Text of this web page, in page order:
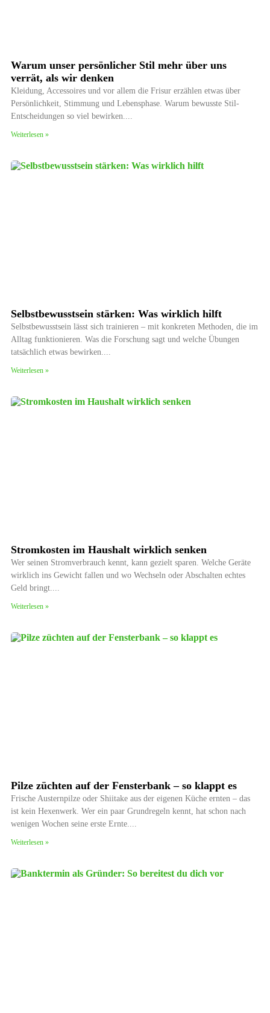
Warum unser persönlicher Stil mehr über uns
verrät, als wir denken
Kleidung, Accessoires und vor allem die Frisur erzählen etwas über
Persönlichkeit, Stimmung und Lebensphase. Warum bewusste Stil-
Entscheidungen so viel bewirken.
Weiterlesen »
Selbstbewusstsein stärken: Was wirklich hilft
Selbstbewusstsein lässt sich trainieren – mit konkreten Methoden, die im
Alltag funktionieren. Was die Forschung sagt und welche Übungen
tatsächlich etwas bewirken.
Weiterlesen »
Stromkosten im Haushalt wirklich senken
Wer seinen Stromverbrauch kennt, kann gezielt sparen. Welche Geräte
wirklich ins Gewicht fallen und wo Wechseln oder Abschalten echtes
Geld bringt.
Weiterlesen »
Pilze züchten auf der Fensterbank – so klappt es
Frische Austernpilze oder Shiitake aus der eigenen Küche ernten – das
ist kein Hexenwerk. Wer ein paar Grundregeln kennt, hat schon nach
wenigen Wochen seine erste Ernte.
Weiterlesen »